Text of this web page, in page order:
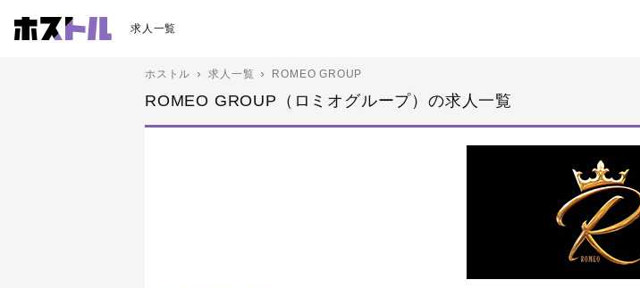
求人一覧
ホストル 求人一覧 ROMEO GROUP
ROMEO GROUP（ロミオグループ）の求人一覧